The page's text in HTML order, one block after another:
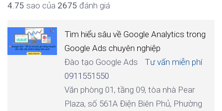
4.75 sao của 2675 đánh giá
Tìm hiểu sâu về Google Analytics trong
Google Ads chuyên nghiệp
Đào tạo Google Ads
Tư vấn miễn phí
0911551550
Văn phòng 01, tầng 09, tòa nhà Pear
Plaza, số 561A Điện Biên Phủ, Phường